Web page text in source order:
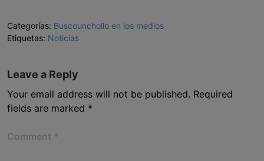
Categorías: Buscounchollo en los medios
Etiquetas: Noticias
Leave a Reply
Your email address will not be published. Required
fields are marked *
Comment *